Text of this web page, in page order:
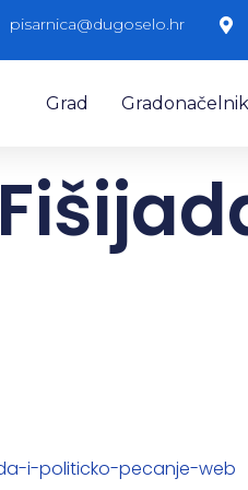
pisarnica@dugoselo.hr
Grad